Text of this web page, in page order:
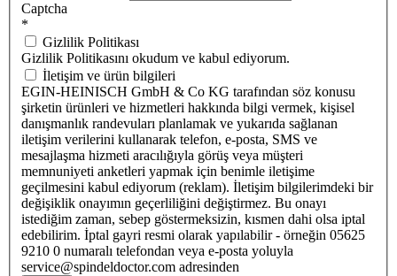
Captcha
*
Gizlilik Politikası
Gizlilik Politikasını okudum ve kabul ediyorum.
İletişim ve ürün bilgileri
EGIN-HEINISCH GmbH & Co KG tarafından söz konusu
şirketin ürünleri ve hizmetleri hakkında bilgi vermek, kişisel
danışmanlık randevuları planlamak ve yukarıda sağlanan
iletişim verilerini kullanarak telefon, e-posta, SMS ve
mesajlaşma hizmeti aracılığıyla görüş veya müşteri
memnuniyeti anketleri yapmak için benimle iletişime
geçilmesini kabul ediyorum (reklam). İletişim bilgilerimdeki bir
değişiklik onayımın geçerliliğini değiştirmez. Bu onayı
istediğim zaman, sebep göstermeksizin, kısmen dahi olsa iptal
edebilirim. İptal gayri resmi olarak yapılabilir - örneğin 05625
9210 0 numaralı telefondan veya e-posta yoluyla
service@spindeldoctor.com adresinden